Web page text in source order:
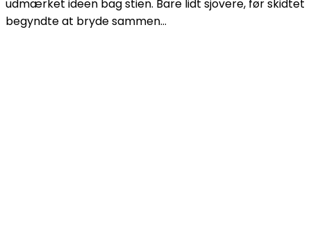
udmærket ideen bag stien. Bare lidt sjovere, før skidtet
begyndte at bryde sammen…